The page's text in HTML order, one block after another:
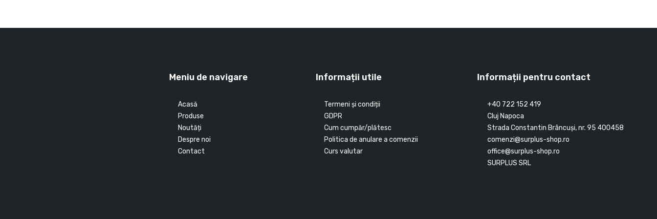
Meniu de navigare
Acasă
Produse
Noutăți
Despre noi
Contact
Informații utile
Termeni și condiții
GDPR
Cum cumpăr/plătesc
Politica de anulare a comenzii
Curs valutar
Informații pentru contact
+40 722 152 419
Cluj Napoca
Strada Constantin Brâncuşi, nr. 95 400458
comenzi@surplus-shop.ro
office@surplus-shop.ro
SURPLUS SRL